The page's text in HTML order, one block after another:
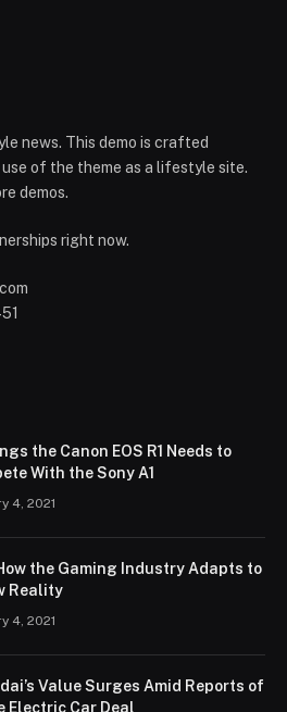
news. This demo is crafted
of the theme as a lifestyle site.
demos.
right now.
the Canon EOS R1 Needs to
With the Sony A1
4, 2021
the Gaming Industry Adapts to
Reality
4, 2021
Value Surges Amid Reports of
Electric Car Deal